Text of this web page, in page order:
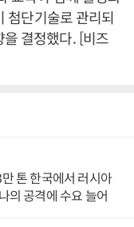
첨단기술로 관리되
결정했다. [비즈
톤 한국에서 러시아
의 공격에 수요 늘어